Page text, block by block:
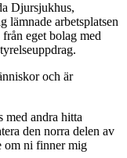
Djursjukhus,
lämnade arbetsplatsen
eget bolag med
och är
med andra hitta
den norra delen av
om ni finner mig